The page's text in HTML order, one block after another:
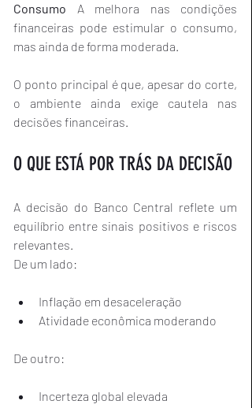
Consumo A melhora nas condições
financeiras pode estimular o consumo,
mas ainda de forma moderada.
O ponto principal é que, apesar do corte,
o ambiente ainda exige cautela nas
decisões financeiras.
O QUE ESTÁ POR TRÁS DA DECISÃO
A decisão do Banco Central reflete um
equilíbrio entre sinais positivos e riscos
relevantes.
De um lado:
Inflação em desaceleração
Atividade econômica moderando
De outro:
Incerteza global elevada